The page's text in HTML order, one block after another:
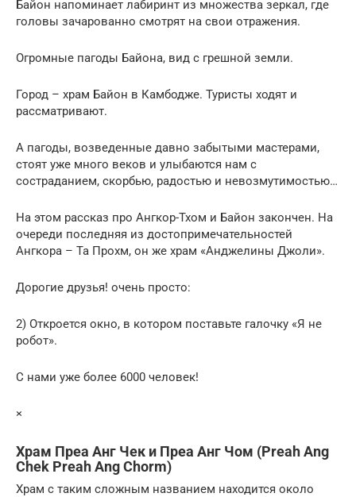
Байон напоминает лабиринт из множества зеркал, где
головы зачарованно смотрят на свои отражения.
Огромные пагоды Байона, вид с грешной земли.
Город – храм Байон в Камбодже. Туристы ходят и
рассматривают.
А пагоды, возведенные давно забытыми мастерами,
стоят уже много веков и улыбаются нам с
состраданием, скорбью, радостью и невозмутимостью…
На этом рассказ про Ангкор-Тхом и Байон закончен. На
очереди последняя из достопримечательностей
Ангкора – Та Прохм, он же храм «Анджелины Джоли».
Дорогие друзья! очень просто:
2) Откроется окно, в котором поставьте галочку «Я не
робот».
С нами уже более 6000 человек!
×
Храм Преа Анг Чек и Преа Анг Чом (Preah Ang
Chek Preah Ang Chorm)
Храм с таким сложным названием находится около